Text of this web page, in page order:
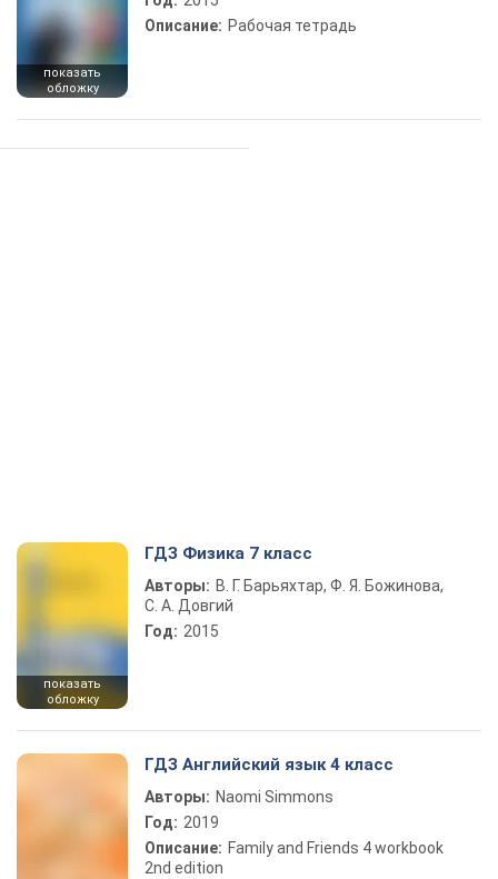
показать
обложку
Описание: Рабочая тетрадь
показать
обложку
ГДЗ Физика 7 класс
Авторы: В. Г. Барьяхтар, Ф. Я. Божинова,
С. А. Довгий
Год: 2015
ГДЗ Английский язык 4 класс
Авторы: Naomi Simmons
Год: 2019
Описание: Family and Friends 4 workbook
2nd edition